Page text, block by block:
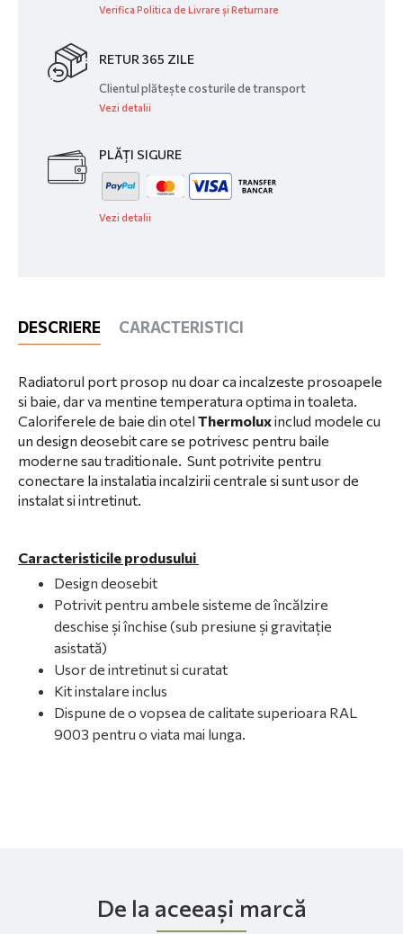
Verifica Politica de Livrare și Returnare
RETUR 365 ZILE
Clientul plătește costurile de transport
Vezi detalii
PLĂȚI SIGURE
Vezi detalii
DESCRIERE CARACTERISTICI
Radiatorul port prosop nu doar ca incalzeste prosoapele
si baie, dar va mentine temperatura optima in toaleta.
Caloriferele de baie din otel Thermoluxinclud modele cu
un design deosebit care se potrivesc pentru baile
moderne sau traditionale. Sunt potrivite pentru
conectare la instalatia incalzirii centrale si sunt usor de
instalat si intretinut.
Caracteristicile produsului
Design deosebit
Potrivit pentru ambele sisteme de încălzire
deschise și închise (sub presiune și gravitație
asistată)
Usor de intretinut si curatat
Kit instalare inclus
Dispune de o vopsea de calitate superioara RAL
9003 pentru o viata mai lunga.
De la aceeași marcă